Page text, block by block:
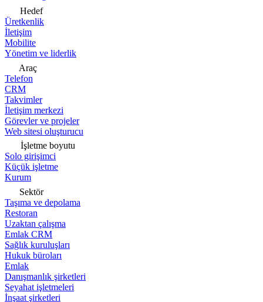
Hedef
Üretkenlik
İletişim
Mobilite
Yönetim ve liderlik
Araç
Telefon
CRM
Takvimler
İletişim merkezi
Görevler ve projeler
Web sitesi oluşturucu
İşletme boyutu
Solo girişimci
Küçük işletme
Kurum
Sektör
Taşıma ve depolama
Restoran
Uzaktan çalışma
Emlak CRM
Sağlık kuruluşları
Hukuk büroları
Emlak
Danışmanlık şirketleri
Seyahat işletmeleri
İnşaat şirketleri